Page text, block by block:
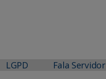
LGPD Fala Servidor